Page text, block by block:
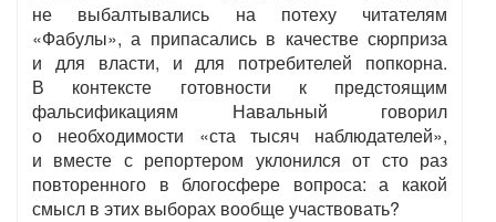
не выбалтывались на потеху читателям
«Фабулы», а припасались в качестве сюрприза
и для власти, и для потребителей попкорна.
В контексте готовности к предстоящим
фальсификациям Навальный говорил
о необходимости «ста тысяч наблюдателей»,
и вместе с репортером уклонился от сто раз
повторенного в блогосфере вопроса: а какой
смысл в этих выборах вообще участвовать?